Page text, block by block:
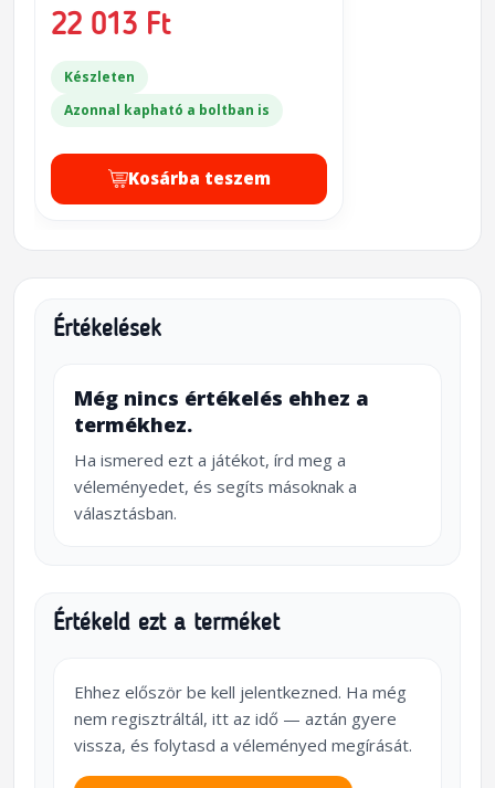
22 013 Ft
Készleten
Azonnal kapható a boltban is
Kosárba teszem
Értékelések
Még nincs értékelés ehhez a
termékhez.
Ha ismered ezt a játékot, írd meg a
véleményedet, és segíts másoknak a
választásban.
Értékeld ezt a terméket
Ehhez először be kell jelentkezned. Ha még
nem regisztráltál, itt az idő — aztán gyere
vissza, és folytasd a véleményed megírását.